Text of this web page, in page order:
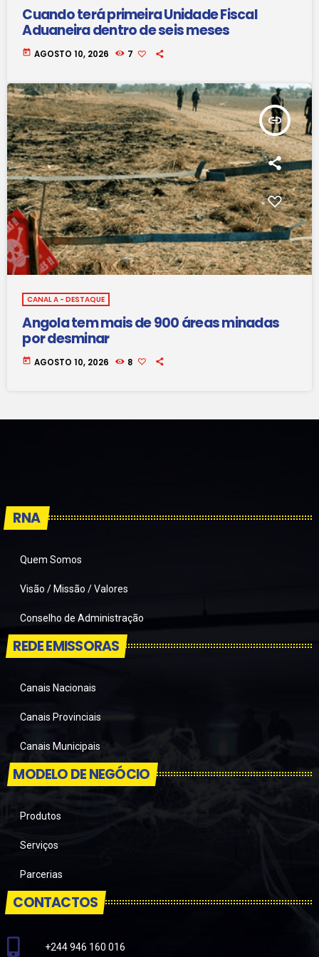
Cuando terá primeira Unidade Fiscal
Aduaneira dentro de seis meses
today AGOSTO 10, 2026 7
insert_link
CANAL A - DESTAQUE
Angola tem mais de 900 áreas minadas
por desminar
today AGOSTO 10, 2026 8
RNA
Quem Somos
Visão / Missão / Valores
Conselho de Administração
REDE EMISSORAS
Canais Nacionais
Canais Provinciais
Canais Municipais
MODELO DE NEGÓCIO
Produtos
Serviços
Parcerias
CONTACTOS
+244 946 160 016